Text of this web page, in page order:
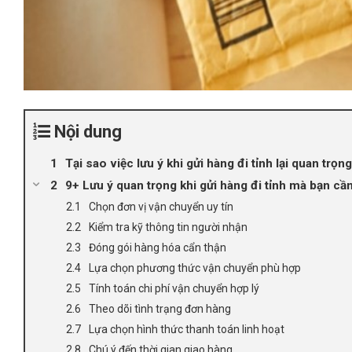
Nội dung
Tại sao việc lưu ý khi gửi hàng đi tỉnh lại quan trọng
9+ Lưu ý quan trọng khi gửi hàng đi tỉnh mà bạn
Chọn đơn vị vận chuyển uy tín
Kiểm tra kỹ thông tin người nhận
Đóng gói hàng hóa cẩn thận
Lựa chọn phương thức vận chuyển phù hợp
Tính toán chi phí vận chuyển hợp lý
Theo dõi tình trạng đơn hàng
Lựa chọn hình thức thanh toán linh hoạt
Chú ý đến thời gian giao hàng